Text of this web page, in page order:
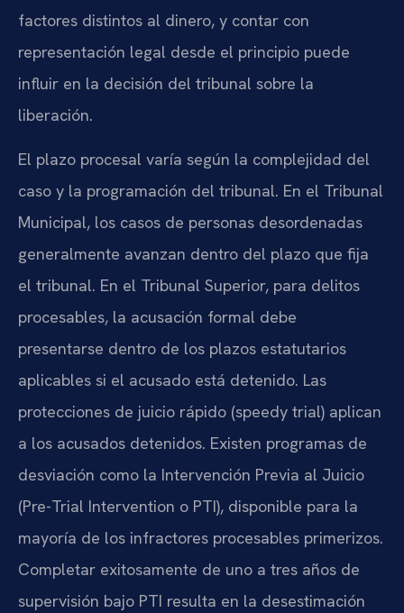
factores distintos al dinero, y contar con
representación legal desde el principio puede
influir en la decisión del tribunal sobre la
liberación.
El plazo procesal varía según la complejidad del
caso y la programación del tribunal. En el Tribunal
Municipal, los casos de personas desordenadas
generalmente avanzan dentro del plazo que fija
el tribunal. En el Tribunal Superior, para delitos
procesables, la acusación formal debe
presentarse dentro de los plazos estatutarios
aplicables si el acusado está detenido. Las
protecciones de juicio rápido (speedy trial) aplican
a los acusados detenidos. Existen programas de
desviación como la Intervención Previa al Juicio
(Pre-Trial Intervention o PTI), disponible para la
mayoría de los infractores procesables primerizos.
Completar exitosamente de uno a tres años de
supervisión bajo PTI resulta en la desestimación